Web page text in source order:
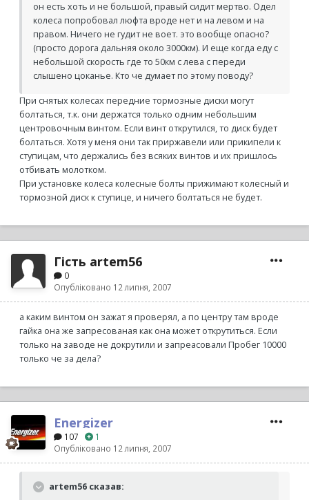
он есть хоть и не большой, правый сидит мертво. Одел
колеса попробовал люфта вроде нет и на левом и на
правом. Ничего не гудит не воет. это вообще опасно?
(просто дорога дальняя около 3000км). И еще когда еду с
небольшой скорость где то 50км с лева с переди
слышено цоканье. Кто че думает по этому поводу?
При снятых колесах передние тормозные диски могут
болтаться, т.к. они держатся только одним небольшим
центровочным винтом. Если винт открутился, то диск будет
болтаться. Хотя у меня они так приржавели или прикипели к
ступицам, что держались без всяких винтов и их пришлось
отбивать молотком.
При установке колеса колесные болты прижимают колесный и
тормозной диск к ступице, и ничего болтаться не будет.
Гість artem56
0
Опубліковано 12 липня, 2007
а каким винтом он зажат я проверял, а по центру там вроде
гайка она же запресованая как она может открутиться. Если
только на заводе не докрутили и запреасовали Пробег 10000
только че за дела?
Energizer
107
1
Опубліковано 12 липня, 2007
artem56 сказав: